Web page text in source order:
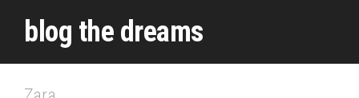
contentblog the dreams